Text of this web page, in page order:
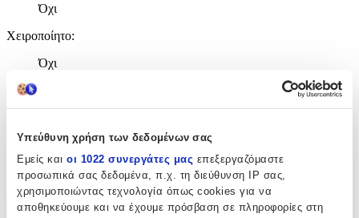
Υπεύθυνη χρήση των δεδομένων σας
Εμείς και οι 1022 συνεργάτες μας επεξεργαζόμαστε
προσωπικά σας δεδομένα, π.χ. τη διεύθυνση IP σας,
χρησιμοποιώντας τεχνολογία όπως cookies για να
αποθηκεύουμε και να έχουμε πρόσβαση σε πληροφορίες στη
Όχι
Χειροποίητο:
Όχι
Κατασκευαστής
Χρώμα:
Ασημί
Χαρακτηριστικά